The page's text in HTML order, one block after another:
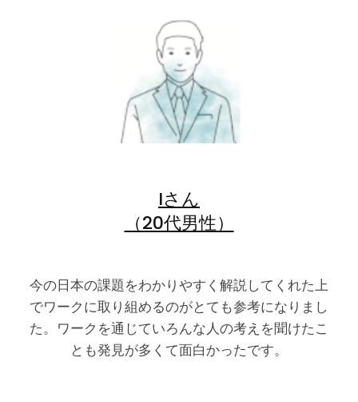
Iさん
（20代男性）
今の日本の課題をわかりやすく解説してくれた上
でワークに取り組めるのがとても参考になりまし
た。ワークを通じていろんな人の考えを聞けたこ
とも発見が多くて面白かったです。